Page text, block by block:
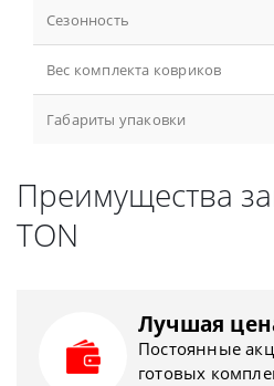
Сезонность
Вес комплекта ковриков
Габариты упаковки
Преимущества
TON
Лучшая
Постоянные
готовых